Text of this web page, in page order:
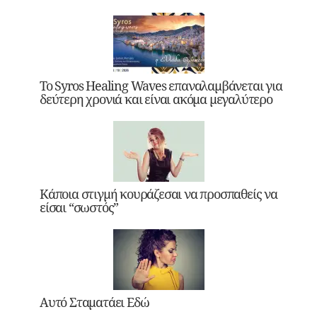
Το Syros Healing Waves επαναλαμβάνεται για
δεύτερη χρονιά και είναι ακόμα μεγαλύτερο
Κάποια στιγμή κουράζεσαι να προσπαθείς να
είσαι “σωστός”
Αυτό Σταματάει Εδώ